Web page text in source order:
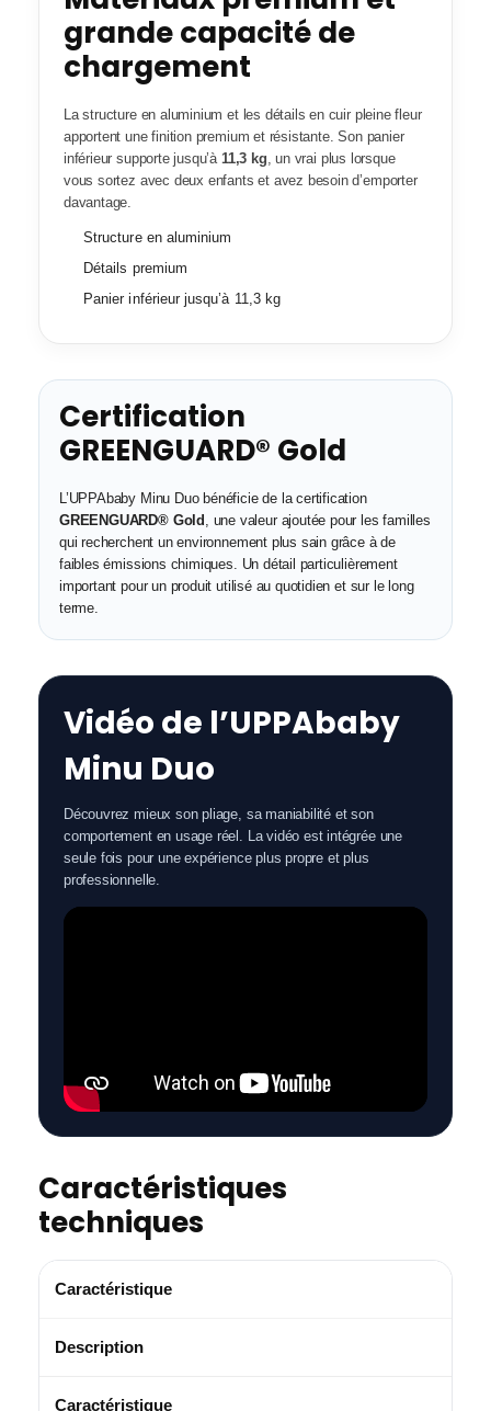
grande capacité de
chargement
La structure en aluminium et les détails en cuir pleine fleur
apportent une finition premium et résistante. Son panier
inférieur supporte jusqu’à 11,3 kg, un vrai plus lorsque
vous sortez avec deux enfants et avez besoin d’emporter
davantage.
Structure en aluminium
Détails premium
Panier inférieur jusqu’à 11,3 kg
Certification
GREENGUARD® Gold
L’UPPAbaby Minu Duo bénéficie de la certification
GREENGUARD® Gold , une valeur ajoutée pour les familles
qui recherchent un environnement plus sain grâce à de
faibles émissions chimiques. Un détail particulièrement
important pour un produit utilisé au quotidien et sur le long
terme.
Vidéo de l’UPPAbaby
Minu Duo
Découvrez mieux son pliage, sa maniabilité et son
comportement en usage réel. La vidéo est intégrée une
seule fois pour une expérience plus propre et plus
professionnelle.
Caractéristiques
techniques